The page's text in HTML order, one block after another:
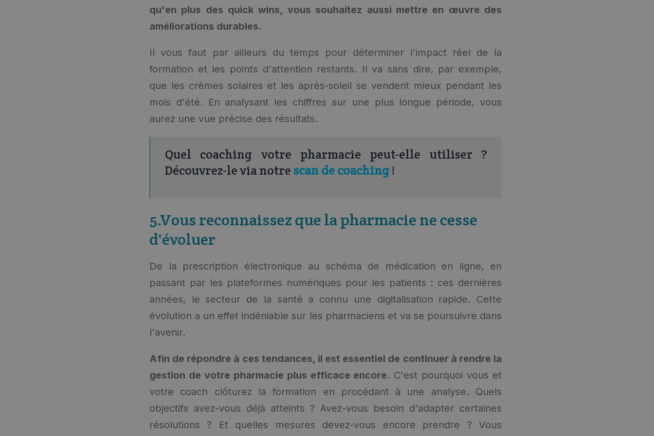
qu'en plus des quick wins, vous souhaitez aussi mettre en œuvre des
améliorations durables.
Il vous faut par ailleurs du temps pour déterminer l'impact réel de la
formation et les points d'attention restants. Il va sans dire, par exemple,
que les crèmes solaires et les après-soleil se vendent mieux pendant les
mois d'été. En analysant les chiffres sur une plus longue période, vous
aurez une vue précise des résultats.
Quel coaching votre pharmacie peut-elle utiliser ?
Découvrez-le via notre scan de coaching!
5.Vous reconnaissez que la pharmacie ne cesse
d'évoluer
De la prescription électronique au schéma de médication en ligne, en
passant par les plateformes numériques pour les patients : ces dernières
années, le secteur de la santé a connu une digitalisation rapide. Cette
évolution a un effet indéniable sur les pharmaciens et va se poursuivre dans
l'avenir.
Afin de répondre à ces tendances, il est essentiel de continuer à rendre la
gestion de votre pharmacie plus efficace encore. C'est pourquoi vous et
votre coach clôturez la formation en procédant à une analyse. Quels
objectifs avez-vous déjà atteints ? Avez-vous besoin d'adapter certaines
résolutions ? Et quelles mesures devez-vous encore prendre ? Vous